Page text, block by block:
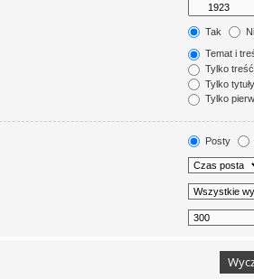
Tak
Temat i
Tylko
Tylko
Tylko
Posty